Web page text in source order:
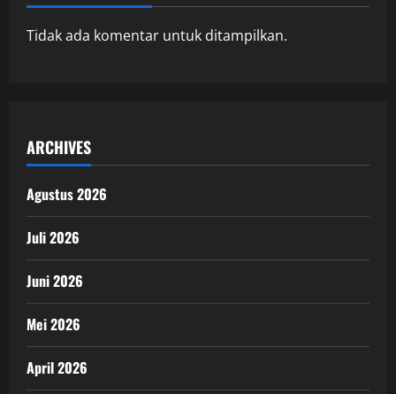
Tidak ada komentar untuk ditampilkan.
ARCHIVES
Agustus 2026
Juli 2026
Juni 2026
Mei 2026
April 2026